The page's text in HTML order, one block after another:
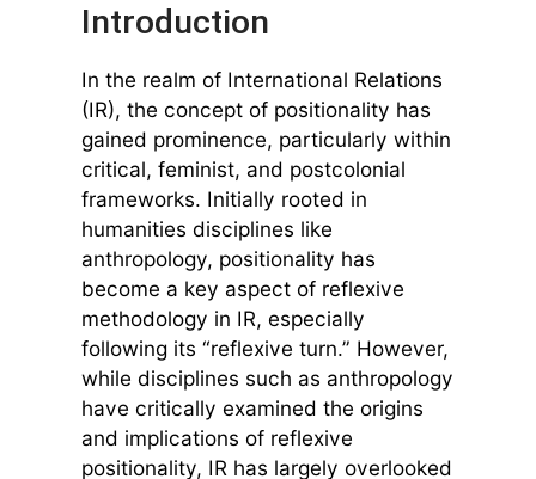
Introduction
In the realm of International Relations
(IR), the concept of positionality has
gained prominence, particularly within
critical, feminist, and postcolonial
frameworks. Initially rooted in
humanities disciplines like
anthropology, positionality has
become a key aspect of reflexive
methodology in IR, especially
following its “reflexive turn.” However,
while disciplines such as anthropology
have critically examined the origins
and implications of reflexive
positionality, IR has largely overlooked